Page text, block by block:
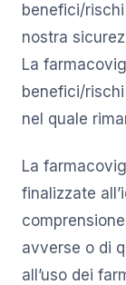
benefici/
nostra
La
benefici/
nel quale
La
finalizzate
avverse o di
all’uso dei